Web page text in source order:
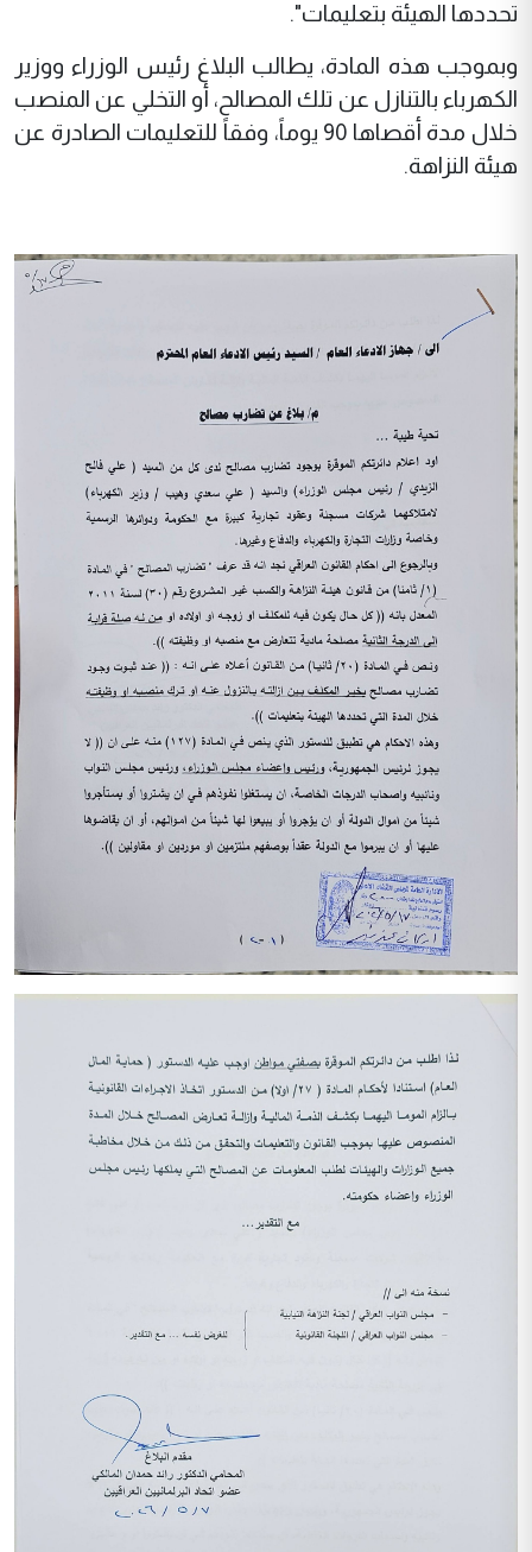
تحددها الهيئة بتعليمات".
وبموجب هذه المادة، يطالب البلاغ رئيس الوزراء ووزير
الكهرباء بالتنازل عن تلك المصالح، أو التخلي عن المنصب
خلال مدة أقصاها 90 يوماً، وفقاً للتعليمات الصادرة عن
هيئة النزاهة.